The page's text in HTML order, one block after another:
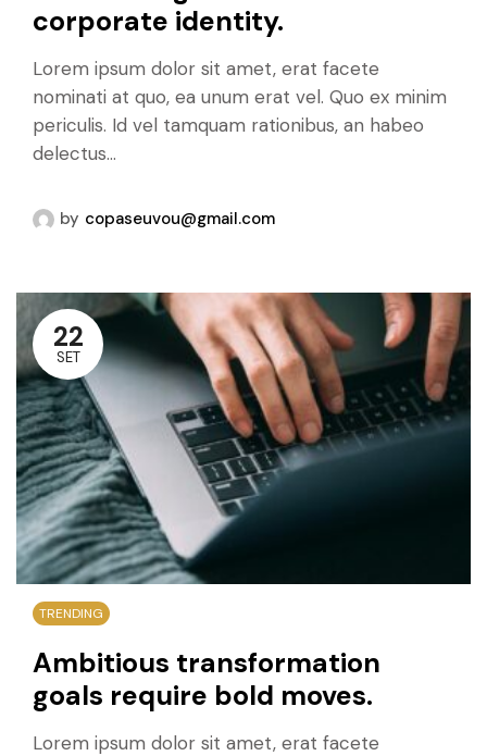
corporate identity.
Lorem ipsum dolor sit amet, erat facete
nominati at quo, ea unum erat vel. Quo ex minim
periculis. Id vel tamquam rationibus, an habeo
delectus...
by copaseuvou@gmail.com
22
SET
TRENDING
Ambitious transformation
goals require bold moves.
Lorem ipsum dolor sit amet, erat facete